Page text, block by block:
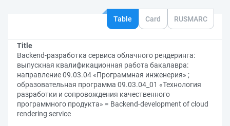
Table Card RUSMARC
Title
Backend-разработка сервиса облачного рендеринга:
выпускная квалификационная работа бакалавра:
направление 09.03.04 «Программная инженерия» ;
образовательная программа 09.03.04_01 «Технология
разработки и сопровождения качественного
программного продукта» = Backend-development of cloud
rendering service